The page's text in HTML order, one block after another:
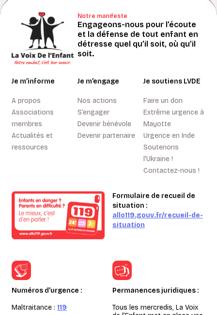
Notre manifeste
Engageons-nous pour l’écoute
et la défense de tout enfant en
détresse quel qu’il soit, où qu’il
soit.
Je m’informe
A propos
Associations
membres
Actualités et
ressources
Je m’engage
Nos actions
S’engager
Devenir bénévole
Devenir partenaire
Je soutiens LVDE
Faire un don
Extrême urgence à
Mayotte
Urgence en Inde
Soutenons
l'Ukraine !
Contactez-nous !
Formulaire de recueil de
situation :
allo119.gouv.fr/recueil-de-
situation
Numéros d’urgence :
Maltraitance : 119
Permanences juridiques :
Tous les mercredis, La Voix